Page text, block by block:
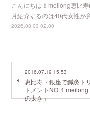
こんにちは！meilong恵比
月紹介するのは40代女性が
2026.08.03 02:00
2016.07.19 15:53
恵比寿・銀座で鍼灸ト
トメントNO.１
の太さ」